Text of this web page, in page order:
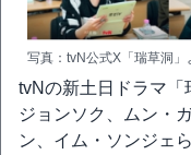
写真：tvN公式X「瑞草洞」
tvNの新土日ドラマ「
ジョンソク、ムン・
ン、イム・ソンジェ